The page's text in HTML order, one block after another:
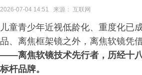
2026-07-04 14:51 来源： 互联网
儿童青少年近视低龄化、重度化已
品、离焦框架镜之外，离焦软镜凭
——离焦软镜技术先行者，历经十
标杆品牌。